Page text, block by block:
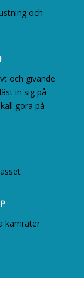
och
och givande
in sig på
göra på
kamrater